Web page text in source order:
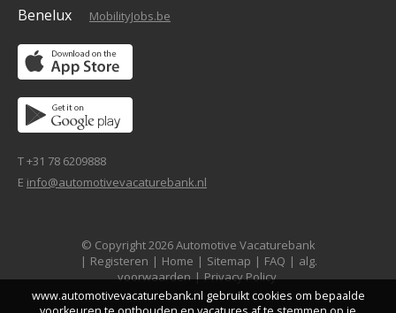
Benelux MobilityJobs.be
T +31 78 6209888
E info@automotivevacaturebank.nl
© Copyright 2026 Automotive Vacaturebank
| Registeren | Home | Sitemap | FAQ | alg.
voorwaarden | Privacy Policy
www.automotivevacaturebank.nl gebruikt cookies om bepaalde